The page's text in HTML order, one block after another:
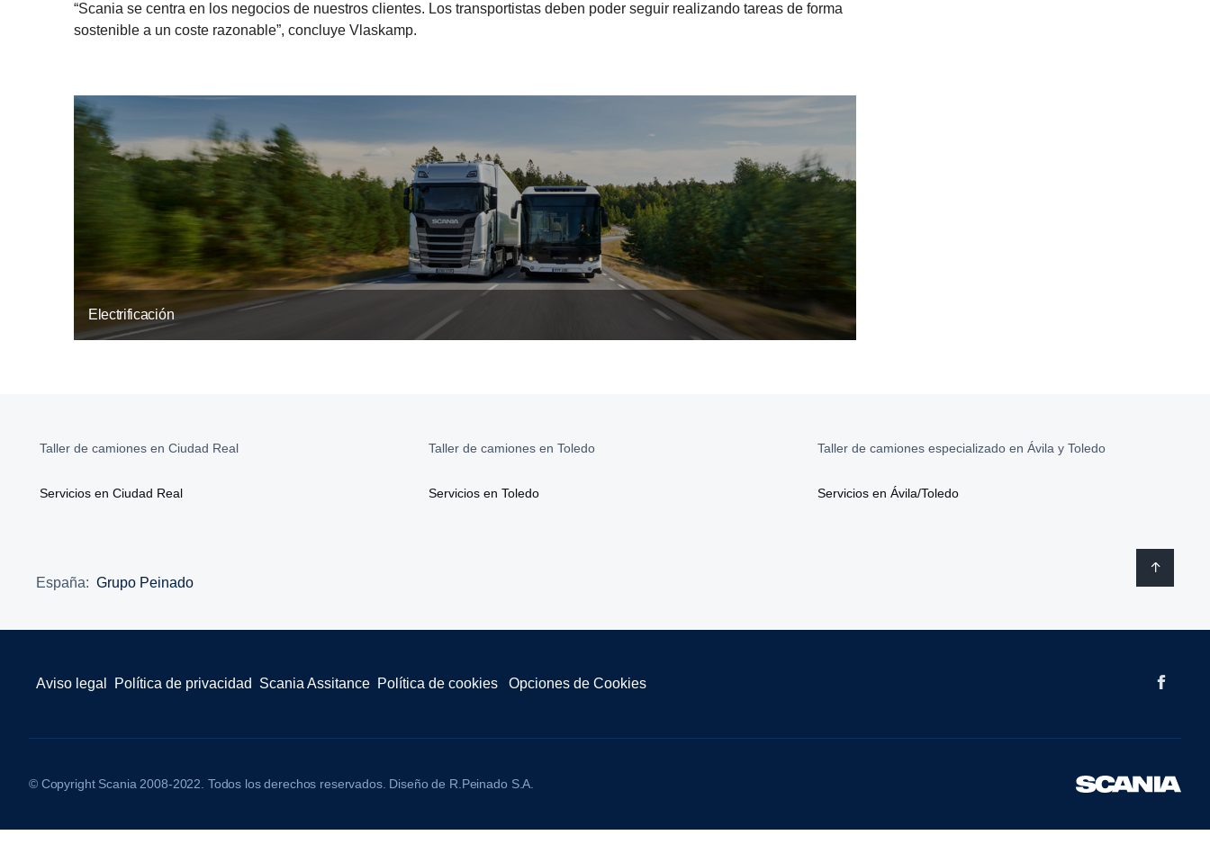
“Scania se centra en los negocios de nuestros clientes. Los transportistas deben poder seguir realizando tareas de forma
sostenible a un coste razonable”, concluye Vlaskamp.
Electrificación
Taller de camiones en Ciudad Real
Servicios en Ciudad Real
Taller de camiones en Toledo
Servicios en Toledo
Taller de camiones especializado en Ávila y Toledo
Servicios en Ávila/Toledo
España: Grupo Peinado
Aviso legal Política de privacidad Scania Assitance Política de cookies Opciones de Cookies
© Copyright Scania 2008-2022. Todos los derechos reservados. Diseño de R.Peinado S.A.